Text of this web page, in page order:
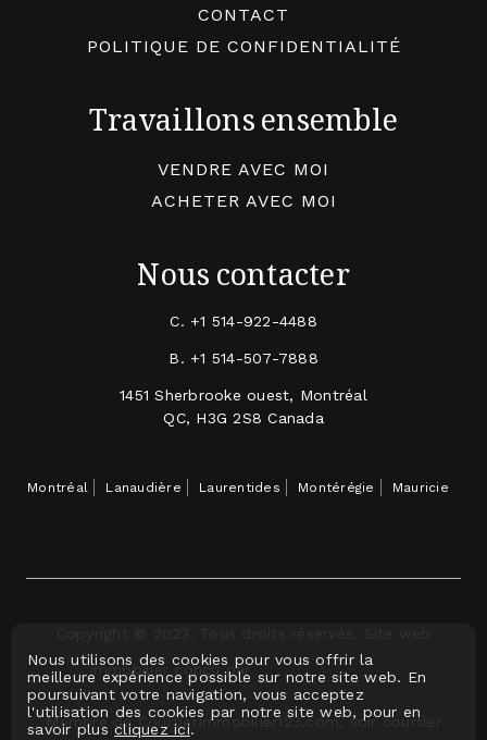
CONTACT
POLITIQUE DE CONFIDENTIALITÉ
Travaillons ensemble
VENDRE AVEC MOI
ACHETER AVEC MOI
Nous contacter
C. +1 514-922-4488
B. +1 514-507-7888
1451 Sherbrooke ouest, Montréal
QC, H3G 2S8 Canada
Montréal Lanaudière Laurentides Montérégie Mauricie
immobilier conçu par
Membre de CourtierImmobilier123.com, voir courtier
Nous utilisons des cookies pour vous offrir la
meilleure expérience possible sur notre site web. En
poursuivant votre navigation, vous acceptez
l'utilisation des cookies par notre site web, pour en
savoir plus cliquez ici.